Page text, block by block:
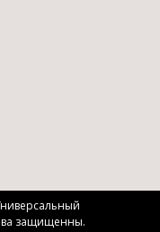
защищенны.